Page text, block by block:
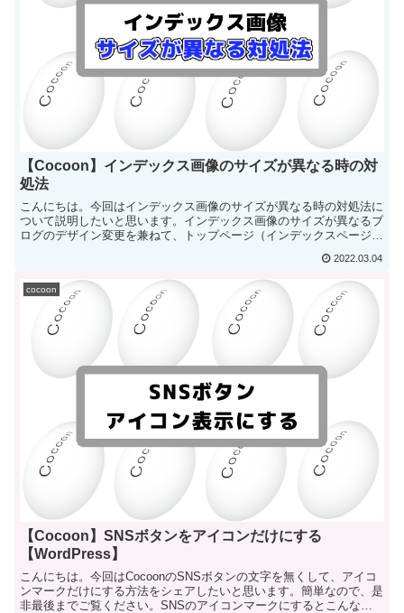
【Cocoon】インデックス画像のサイズが異なる時の対
処法
こんにちは。今回はインデックス画像のサイズが異なる時の対処法に
ついて説明したいと思います。インデックス画像のサイズが異なるブ
ログのデザイン変更を兼ねて、トップページ（インデックスページ）
2022.03.04
cocoon
【Cocoon】SNSボタンをアイコンだけにする
【WordPress】
こんにちは。今回はCocoonのSNSボタンの文字を無くして、アイコ
ンマークだけにする方法をシェアしたいと思います。簡単なので、是
非最後までご覧ください。SNSのアイコンマークにするとこんな感